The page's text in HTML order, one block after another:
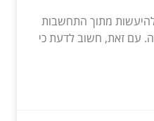
מתוך התחשבות
עם זאת, חשוב לדעת כי